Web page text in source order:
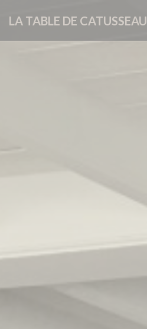
LA TABLE DE CATUSSEAU